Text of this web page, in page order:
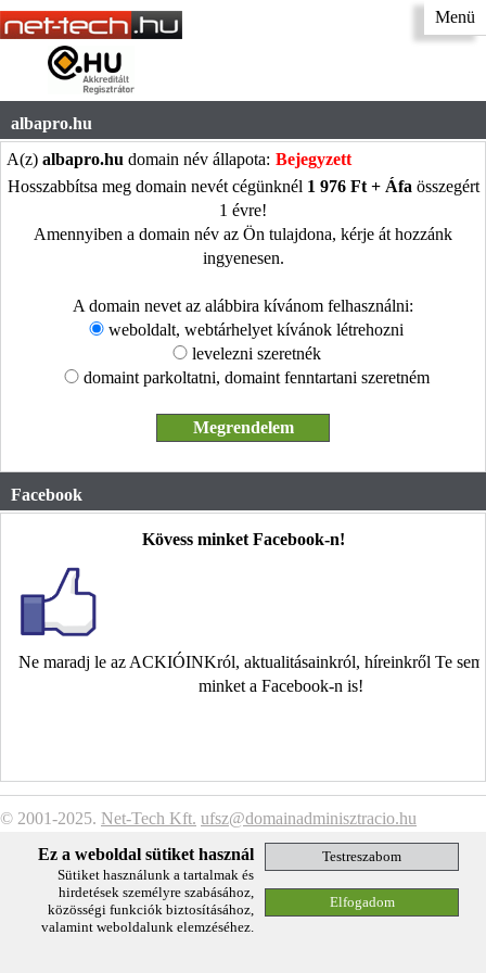
Menü
albapro.hu
A(z) albapro.hu domain név állapota: Bejegyzett
Hosszabbítsa meg domain nevét cégünknél 1 976 Ft + Áfa összegért
1 évre!
Amennyiben a domain név az Ön tulajdona, kérje át hozzánk
ingyenesen.
A domain nevet az alábbira kívánom felhasználni:
weboldalt, webtárhelyet kívánok létrehozni
levelezni szeretnék
domaint parkoltatni, domaint fenntartani szeretném
Facebook
Kövess minket Facebook-n!
Ne maradj le az ACKIÓINKról, aktualitásainkról, híreinkről Te
minket a Facebook-n is!
© 2001-2025. Net-Tech Kft. ufsz@domainadminisztracio.hu
Ez a weboldal sütiket használ
Sütiket használunk a tartalmak és
hirdetések személyre szabásához,
közösségi funkciók biztosításához,
valamint weboldalunk elemzéséhez.